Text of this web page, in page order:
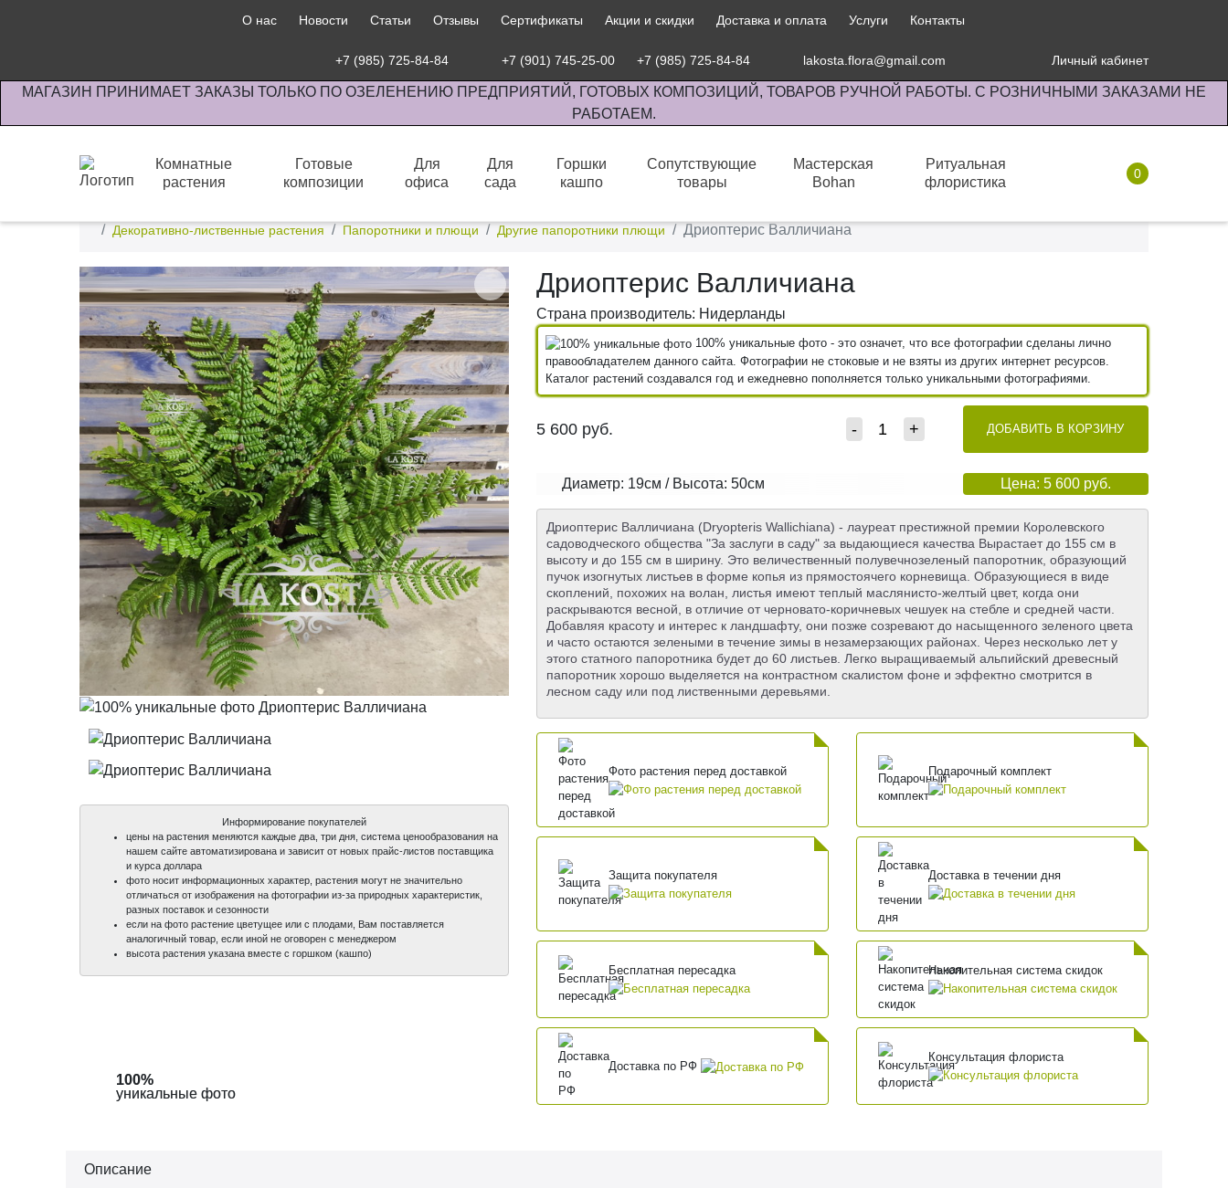
О нас Новости Статьи Отзывы Сертификаты Акции и скидки Доставка и оплата Услуги Контакты
+7 (985) 725-84-84 +7 (901) 745-25-00 +7 (985) 725-84-84 lakosta.flora@gmail.com Личный кабинет
МАГАЗИН ПРИНИМАЕТ ЗАКАЗЫ ТОЛЬКО ПО ОЗЕЛЕНЕНИЮ ПРЕДПРИЯТИЙ, ГОТОВЫХ КОМПОЗИЦИЙ, ТОВАРОВ РУЧНОЙ РАБОТЫ. С РОЗНИЧНЫМИ ЗАКАЗАМИ НЕ
РАБОТАЕМ.
Комнатные
растения
Готовые
композиции
Для
офиса
Для
сада
Горшки
кашпо
Сопутствующие
товары
Мастерская
Bohan
Ритуальная
флористика
0
Декоративно-лиственные растения
Папоротники и плющи Другие папоротники плющи Дриоптерис Валличиана
100%
уникальные фото
100%
уникальные фото
Информирование покупателей
цены на растения меняются каждые два, три дня, система ценообразования на
нашем сайте автоматизирована и зависит от новых прайс-листов поставщика
и курса доллара
фото носит информационных характер, растения могут не значительно
отличаться от изображения на фотографии из-за природных характеристик,
разных поставок и сезонности
если на фото растение цветущее или с плодами, Вам поставляется
аналогичный товар, если иной не оговорен с менеджером
высота растения указана вместе с горшком (кашпо)
Дриоптерис Валличиана
Страна производитель: Нидерланды
100% уникальные фото - это означет, что все фотографии сделаны лично
правообладателем данного сайта. Фотографии не стоковые и не взяты из других интернет ресурсов.
Каталог растений создавался год и ежедневно пополняется только уникальными фотографиями.
5 600 руб. - + ДОБАВИТЬ В КОРЗИНУ
Диаметр: 19см / Высота: 50см Цена: 5 600 руб.
Дриоптерис Валличиана (Dryopteris Wallichiana) - лауреат престижной премии Королевского
садоводческого общества "За заслуги в саду" за выдающиеся качества Вырастает до 155 см в
высоту и до 155 см в ширину. Это величественный полувечнозеленый папоротник, образующий
пучок изогнутых листьев в форме копья из прямостоячего корневища. Образующиеся в виде
скоплений, похожих на волан, листья имеют теплый маслянисто-желтый цвет, когда они
раскрываются весной, в отличие от черновато-коричневых чешуек на стебле и средней части.
Добавляя красоту и интерес к ландшафту, они позже созревают до насыщенного зеленого цвета
и часто остаются зелеными в течение зимы в незамерзающих районах. Через несколько лет у
этого статного папоротника будет до 60 листьев. Легко выращиваемый альпийский древесный
папоротник хорошо выделяется на контрастном скалистом фоне и эффектно смотрится в
лесном саду или под лиственными деревьями.
Фото растения перед доставкой Подарочный комплект
Защита покупателя Доставка в течении дня
Бесплатная пересадка Накопительная система скидок
Доставка по РФ
Консультация флориста
Описание